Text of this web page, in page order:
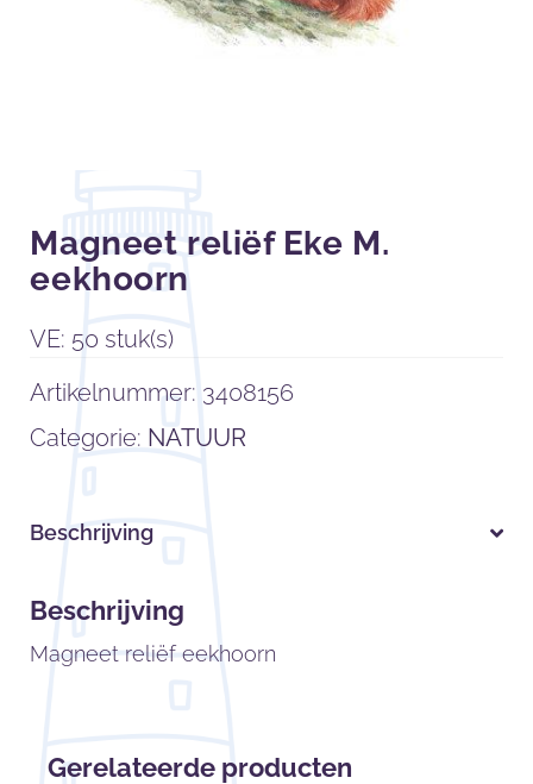
Magneet reliëf Eke M.
eekhoorn
VE: 50 stuk(s)
Artikelnummer: 3408156
Categorie: NATUUR
Beschrijving
Beschrijving
Magneet reliëf eekhoorn
Gerelateerde producten